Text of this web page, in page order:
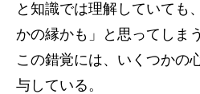
と知識では理解していても
かの縁かも」と思ってしまう
この錯覚には、いくつかの
与している。